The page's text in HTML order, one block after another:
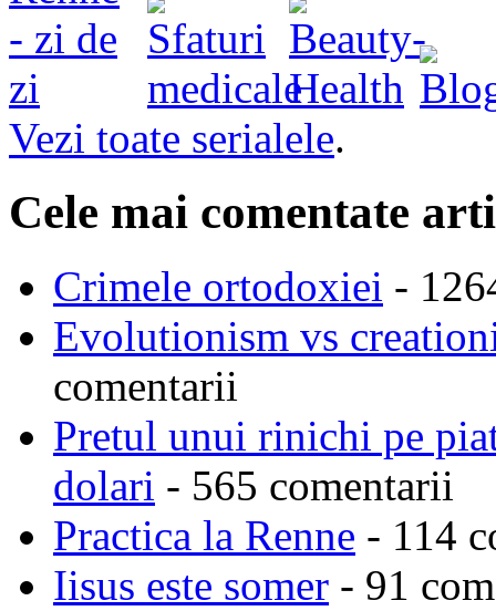
Vezi toate serialele.
Cele mai comentate
Crimele ortodoxiei -
Evolutionism vs
comentarii
Pretul unui rinichi pe
dolari - 565 comentarii
Practica la Renne - 114
Iisus este somer - 91